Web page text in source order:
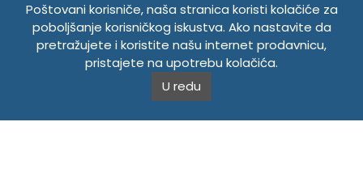
INFORMACIJE
Politika o kolačićima
Uslovi korištenja
Politika privatnosti
Poštovani korisniče, naša stranica koristi kolačiće za
poboljšanje korisničkog iskustva. Ako nastavite da
pretražujete i koristite našu internet prodavnicu,
pristajete na upotrebu kolačića.
U redu